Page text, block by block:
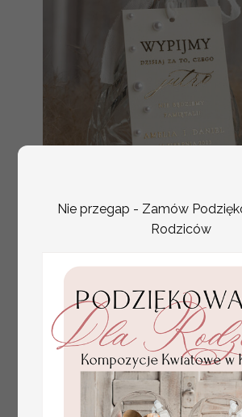
butelkę z perełkami,
rózne treści na
zawieszkach ślubnych,
zawieszki ze złotymi
literami i perełkami
2.56 PLN
Nie przegap - Zamów
Rodziców